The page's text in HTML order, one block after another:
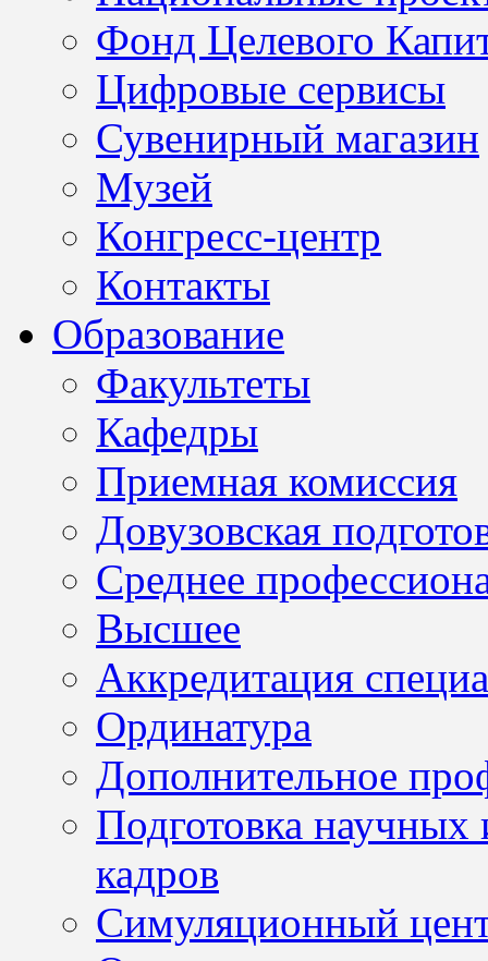
Фонд Целевого
Цифровые сервисы
Сувенирный магазин
Музей
Конгресс-центр
Контакты
Образование
Факультеты
Кафедры
Приемная комиссия
Довузовская
Среднее
Высшее
Аккредитация
Ординатура
Дополнительное
Подготовка научных
кадров
Симуляционный